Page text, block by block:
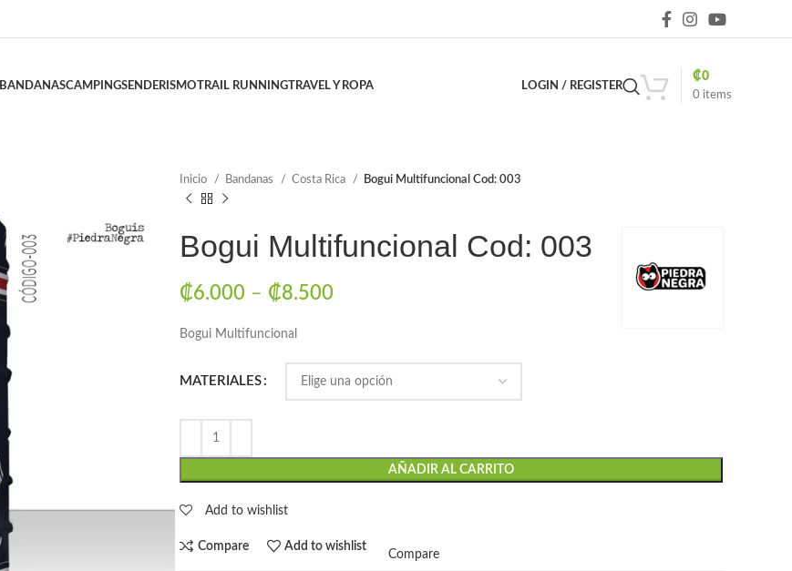
BANDANASCAMPINGSENDERISMOTRAIL RUNNINGTRAVEL Y ROPA LOGIN / REGISTER
0 items
₡0
Inicio Bandanas Costa Rica Bogui Multifuncional Cod: 003
Bogui Multifuncional Cod: 003
₡6.000 – ₡8.500
Bogui Multifuncional
MATERIALES
AÑADIR AL CARRITO
Add to wishlist
Compare Add to wishlist
Compare